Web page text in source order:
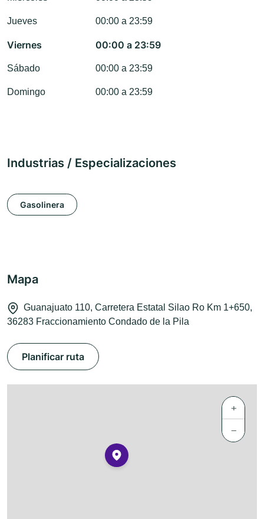
Jueves 00:00 a 23:59
Viernes 00:00 a 23:59
Sábado 00:00 a 23:59
Domingo 00:00 a 23:59
Industrias / Especializaciones
Gasolinera
Mapa
Guanajuato 110, Carretera Estatal Silao Ro Km 1+650,
36283 Fraccionamiento Condado de la Pila
Planificar ruta
+
−